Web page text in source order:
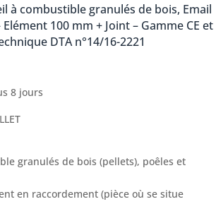
à combustible granulés de bois, Email
100 mm + Joint – Gamme CE et
DTA n°14/16-2221
8 jours
granulés de bois (pellets), poêles et
en raccordement (pièce où se situe